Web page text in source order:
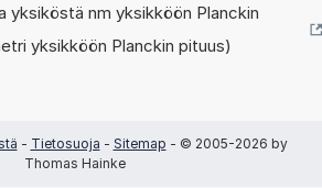
yksiköstä nm yksikköön Planckin
yksikköön Planckin pituus)
- Tietosuoja - Sitemap - © 2005-2026 by
Thomas Hainke